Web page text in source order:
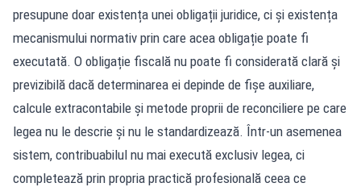
presupune doar existența unei obligații juridice, ci și existența
mecanismului normativ prin care acea obligație poate fi
executată. O obligație fiscală nu poate fi considerată clară și
previzibilă dacă determinarea ei depinde de fișe auxiliare,
calcule extracontabile și metode proprii de reconciliere pe care
legea nu le descrie și nu le standardizează. Într-un asemenea
sistem, contribuabilul nu mai execută exclusiv legea, ci
completează prin propria practică profesională ceea ce